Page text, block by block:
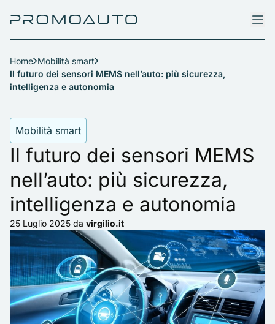
Home Mobilità smart
Il futuro dei sensori MEMS nell’auto: più sicurezza,
intelligenza e autonomia
Mobilità smart
Il futuro dei sensori MEMS
nell’auto: più sicurezza,
intelligenza e autonomia
25 Luglio 2025 da virgilio.it